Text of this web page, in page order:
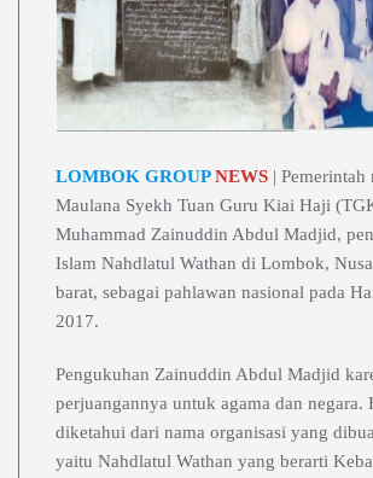
LOMBOK GROUPNEWS | Pemerintah
Maulana Syekh Tuan Guru Kiai Haji
Muhammad Zainuddin Abdul Madjid,
Islam Nahdlatul Wathan di Lombok,
barat, sebagai pahlawan nasional pada
2017.
Pengukuhan Zainuddin Abdul Madjid
perjuangannya untuk agama dan negara.
diketahui dari nama organisasi yang
yaitu Nahdlatul Wathan yang berarti